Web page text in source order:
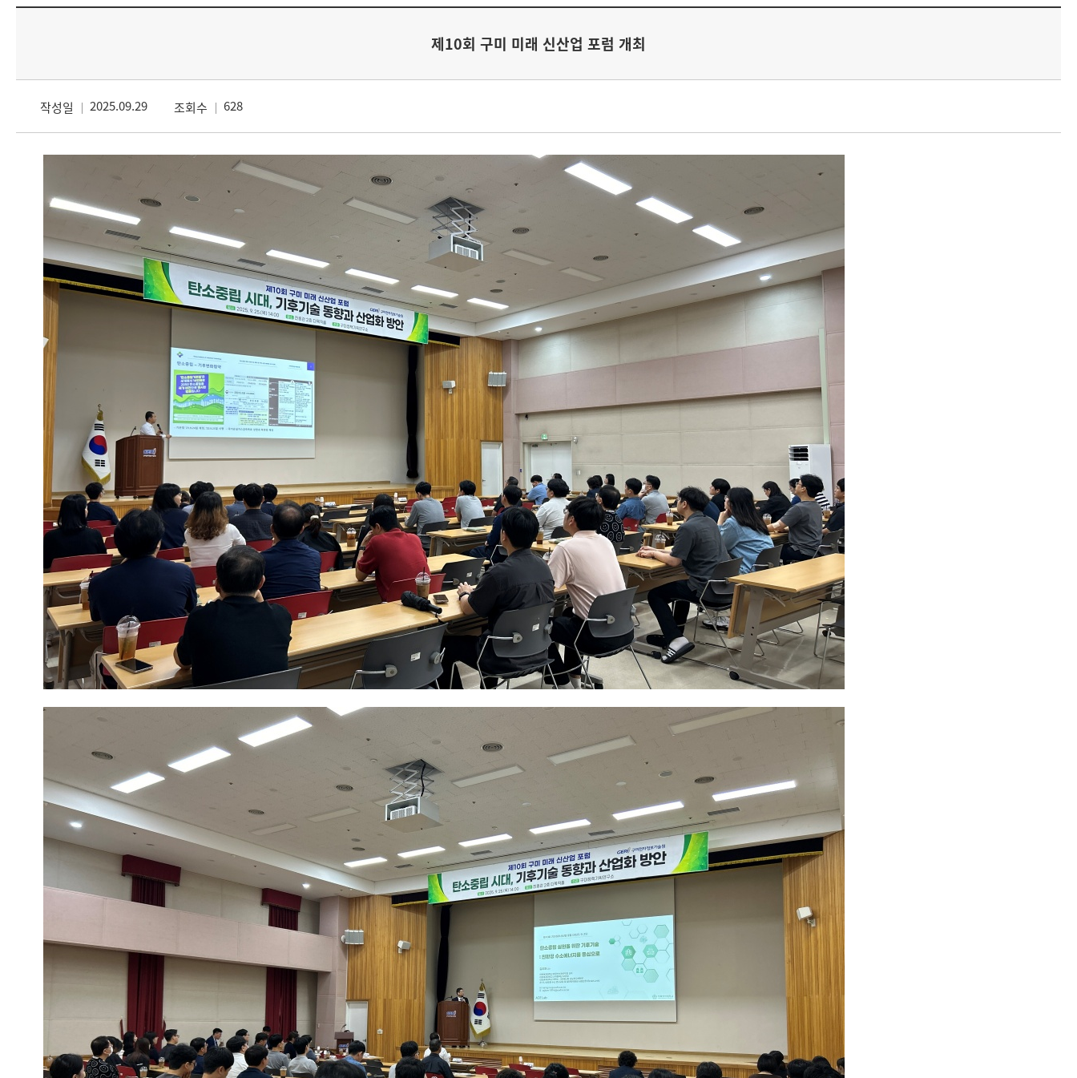
제10회 구미 미래 신산업 포럼 개최
작성일 2025.09.29 조회수 628